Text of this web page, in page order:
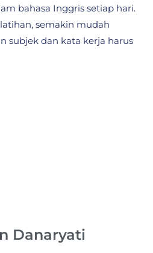
bahasa Inggris setiap hari.
semakin mudah
subjek dan kata kerja harus
Danaryati